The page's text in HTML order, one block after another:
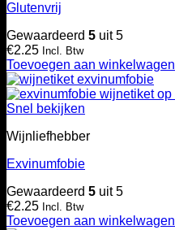
Glutenvrij
Gewaardeerd 5 uit 5
€2.25 Incl. Btw
Toevoegen aan winkelwagen
Snel bekijken
Wijnliefhebber
Exvinumfobie
Gewaardeerd 5 uit 5
€2.25 Incl. Btw
Toevoegen aan winkelwagen